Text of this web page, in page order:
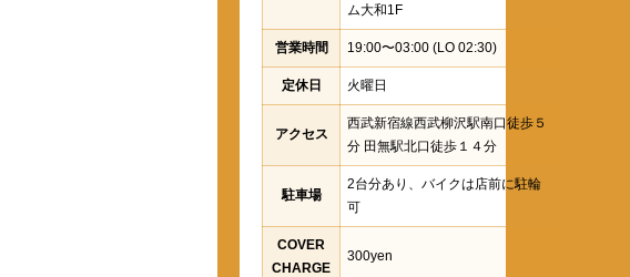
ム大和1F
営業時間 19:00〜03:00 (LO 02:30)
定休日 火曜日
アクセス
西武新宿線西武柳沢駅南口徒歩５
分 田無駅北口徒歩１４分
駐車場
2台分あり、バイクは店前に駐輪
可
COVER
CHARGE
300yen